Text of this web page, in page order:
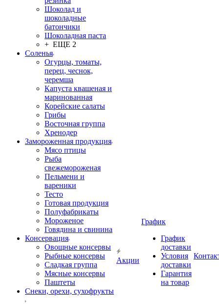
Шоколад и
шоколадные
батончики
Шоколадная паста
+ ЕЩЕ 2
Соленья
Огурцы, томаты,
перец, чеснок,
черемша
Капуста квашеная и
маринованная
Корейские салаты
Грибы
Восточная группа
Хренодер
Замороженная продукция
Мясо птицы
Рыба
свежемороженая
Пельмени и
вареники
Тесто
Готовая продукция
Полуфабрикаты
Мороженое
Говядина и свинина
Консервация
Овощные консервы
Рыбные консервы
Сладкая группа
Мясные консервы
Паштеты
Снеки, орехи, сухофрукты
Акции
График
График
доставки
Условия
доставки
Гарантия
на товар